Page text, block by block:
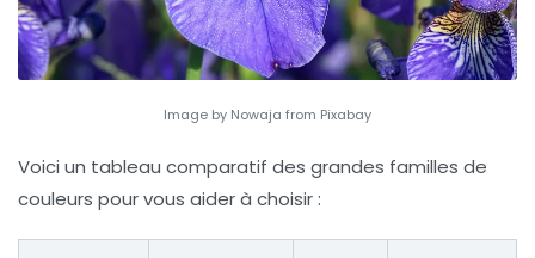
Image by Nowaja from Pixabay
Voici un tableau comparatif des grandes familles de
couleurs pour vous aider à choisir :